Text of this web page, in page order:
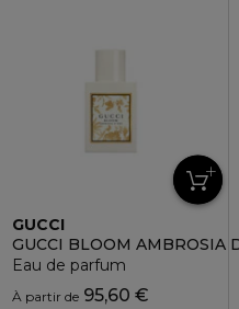
INTENSE
GUCCI
GUCCI BLOOM AMBROSIA
Eau de parfum
À partir de95,60 €